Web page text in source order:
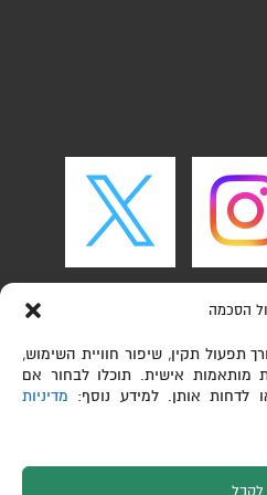
הסכמה
תפעול תקין, שיפור חוויית השימוש,
מותאמות אישית. תוכלו לבחור אם
לדחות אותן. למידע נוסף: מדיניות
לקבל